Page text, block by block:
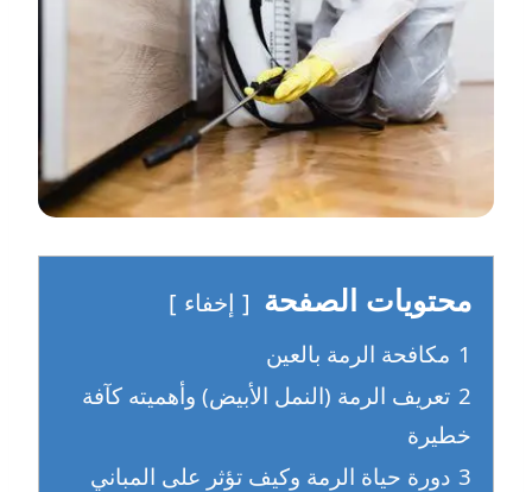
محتويات الصفحة إخفاء
1 مكافحة الرمة بالعين
2 تعريف الرمة (النمل الأبيض) وأهميته كآفة
خطيرة
3 دورة حياة الرمة وكيف تؤثر على المباني